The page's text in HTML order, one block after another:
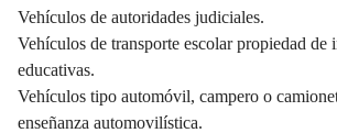
Vehículos de autoridades judiciales.
Vehículos de transporte escolar propiedad de
educativas.
Vehículos tipo automóvil, campero o
enseñanza automovilística.